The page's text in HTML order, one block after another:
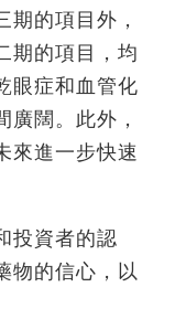
的項目外，
期的項目，均
眼症和血管化
闊。此外，
來進一步快速
投資者的認
物的信心，以